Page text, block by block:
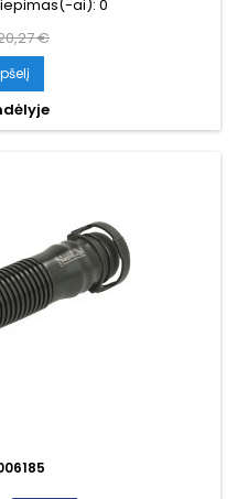
ai): 0
€